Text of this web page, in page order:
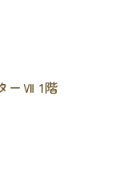
ーⅦ 1階